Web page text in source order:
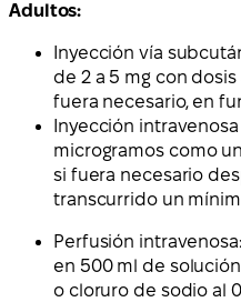
Adultos:
Inyección vía
de 2 a 5 mg con dosis
fuera necesario, en
Inyección
microgramos como
si fuera necesario
transcurrido un
Perfusión
en 500 ml de
o cloruro de sodio al